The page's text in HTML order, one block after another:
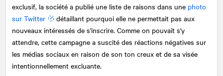
exclusif, la société a publié une liste de raisons dans une photo
sur Twitter
détaillant pourquoi elle ne permettait pas aux
nouveaux intéressés de s'inscrire. Comme on pouvait s'y
attendre, cette campagne a suscité des réactions négatives sur
les médias sociaux en raison de son ton creux et de sa visée
intentionnellement excluante.